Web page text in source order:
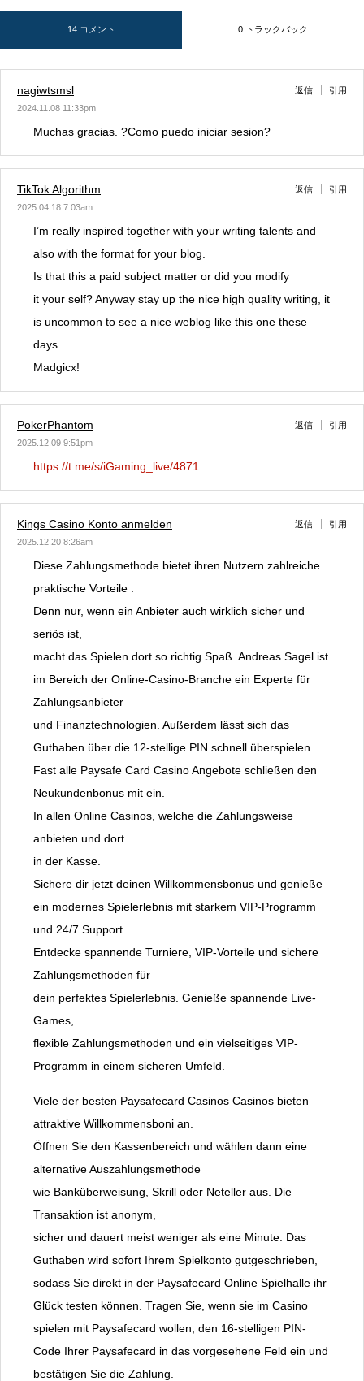
14 コメント 0 トラックバック
nagiwtsmsl
2024.11.08 11:33pm
返信 引用
Muchas gracias. ?Como puedo iniciar sesion?
TikTok Algorithm
2025.04.18 7:03am
返信 引用
I’m really inspired together with your writing talents and
also with the format for your blog.
Is that this a paid subject matter or did you modify
it your self? Anyway stay up the nice high quality writing, it
is uncommon to see a nice weblog like this one these
days.
Madgicx!
PokerPhantom
2025.12.09 9:51pm
返信 引用
https://t.me/s/iGaming_live/4871
Kings Casino Konto anmelden
2025.12.20 8:26am
返信 引用
Diese Zahlungsmethode bietet ihren Nutzern zahlreiche
praktische Vorteile .
Denn nur, wenn ein Anbieter auch wirklich sicher und
seriös ist,
macht das Spielen dort so richtig Spaß. Andreas Sagel ist
im Bereich der Online-Casino-Branche ein Experte für
Zahlungsanbieter
und Finanztechnologien. Außerdem lässt sich das
Guthaben über die 12-stellige PIN schnell überspielen.
Fast alle Paysafe Card Casino Angebote schließen den
Neukundenbonus mit ein.
In allen Online Casinos, welche die Zahlungsweise
anbieten und dort
in der Kasse.
Sichere dir jetzt deinen Willkommensbonus und genieße
ein modernes Spielerlebnis mit starkem VIP-Programm
und 24/7 Support.
Entdecke spannende Turniere, VIP-Vorteile und sichere
Zahlungsmethoden für
dein perfektes Spielerlebnis. Genieße spannende Live-
Games,
flexible Zahlungsmethoden und ein vielseitiges VIP-
Programm in einem sicheren Umfeld.
Viele der besten Paysafecard Casinos Casinos bieten
attraktive Willkommensboni an.
Öffnen Sie den Kassenbereich und wählen dann eine
alternative Auszahlungsmethode
wie Banküberweisung, Skrill oder Neteller aus. Die
Transaktion ist anonym,
sicher und dauert meist weniger als eine Minute. Das
Guthaben wird sofort Ihrem Spielkonto gutgeschrieben,
sodass Sie direkt in der Paysafecard Online Spielhalle ihr
Glück testen können. Tragen Sie, wenn sie im Casino
spielen mit Paysafecard wollen, den 16-stelligen PIN-
Code Ihrer Paysafecard in das vorgesehene Feld ein und
bestätigen Sie die Zahlung.